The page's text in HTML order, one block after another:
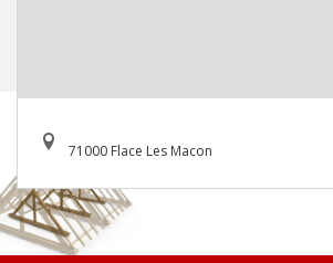
71000 Flace Les Macon